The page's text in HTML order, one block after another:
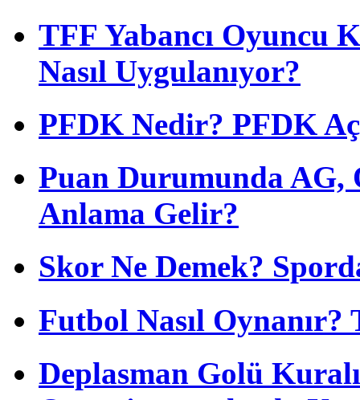
TFF Yabancı Oyuncu
Nasıl Uygulanıyor?
PFDK Nedir? PFDK
Puan Durumunda AG,
Anlama Gelir?
Skor Ne Demek?
Futbol Nasıl
Deplasman Golü